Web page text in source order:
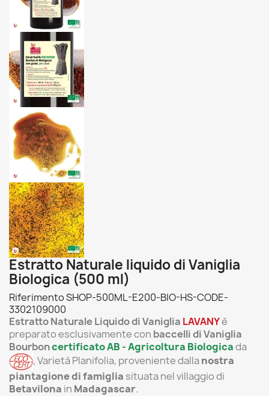
Estratto Naturale liquido di Vaniglia
Biologica (500 ml)
RiferimentoSHOP-500ML-E200-BIO-HS-CODE-
3302109000
Estratto Naturale Liquido di Vaniglia LAVANYè
preparato esclusivamente con baccelli di Vaniglia
Bourboncertificato AB -Agricoltura Biologicada
,Varietà Planifolia, proveniente dallanostra
piantagione di famiglia situata nel villaggio di
Betavilona in Madagascar.